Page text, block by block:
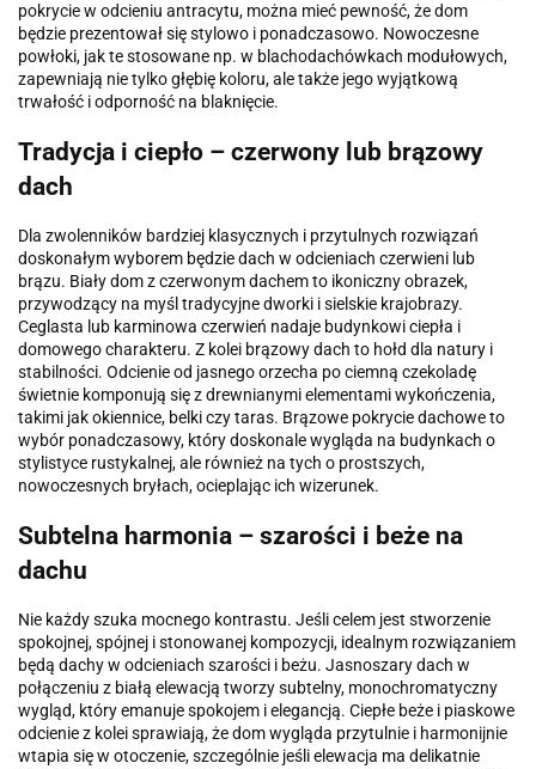
pokrycie w odcieniu antracytu, można mieć pewność, że dom
będzie prezentował się stylowo i ponadczasowo. Nowoczesne
powłoki, jak te stosowane np. w blachodachówkach modułowych,
zapewniają nie tylko głębię koloru, ale także jego wyjątkową
trwałość i odporność na blaknięcie.
Tradycja i ciepło – czerwony lub brązowy
dach
Dla zwolenników bardziej klasycznych i przytulnych rozwiązań
doskonałym wyborem będzie dach w odcieniach czerwieni lub
brązu. Biały dom z czerwonym dachem to ikoniczny obrazek,
przywodzący na myśl tradycyjne dworki i sielskie krajobrazy.
Ceglasta lub karminowa czerwień nadaje budynkowi ciepła i
domowego charakteru. Z kolei brązowy dach to hołd dla natury i
stabilności. Odcienie od jasnego orzecha po ciemną czekoladę
świetnie komponują się z drewnianymi elementami wykończenia,
takimi jak okiennice, belki czy taras. Brązowe pokrycie dachowe to
wybór ponadczasowy, który doskonale wygląda na budynkach o
stylistyce rustykalnej, ale również na tych o prostszych,
nowoczesnych bryłach, ocieplając ich wizerunek.
Subtelna harmonia – szarości i beże na
dachu
Nie każdy szuka mocnego kontrastu. Jeśli celem jest stworzenie
spokojnej, spójnej i stonowanej kompozycji, idealnym rozwiązaniem
będą dachy w odcieniach szarości i beżu. Jasnoszary dach w
połączeniu z białą elewacją tworzy subtelny, monochromatyczny
wygląd, który emanuje spokojem i elegancją. Ciepłe beże i piaskowe
odcienie z kolei sprawiają, że dom wygląda przytulnie i harmonijnie
wtapia się w otoczenie, szczególnie jeśli elewacja ma delikatnie